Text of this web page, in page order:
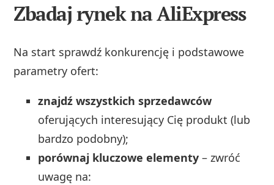
Zbadaj rynek na AliExpress
Na start sprawdź konkurencję i podstawowe
parametry ofert:
znajdź wszystkich sprzedawców
oferujących interesujący Cię produkt (lub
bardzo podobny);
porównaj kluczowe elementy – zwróć
uwagę na: